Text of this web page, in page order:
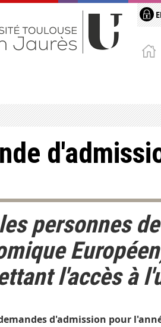
personnes
l'accès à
d'admission pour